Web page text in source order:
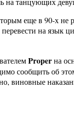
еще в 90-х
на язык
Properна
сообщить об
виновные